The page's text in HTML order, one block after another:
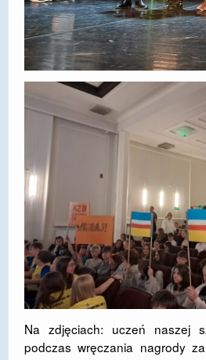
Na zdjęciach: uczeń naszej
podczas wręczania nagrody